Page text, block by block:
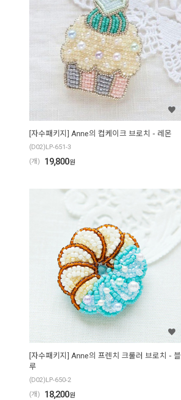
[자수패키지] Anne의 컵케이크 브로치 - 레몬
(D02)LP-651-3
(개)
19,800원
[자수패키지] Anne의 프렌치 크룰러 브로치 - 블
루
(D02)LP-650-2
(개)
18,200원